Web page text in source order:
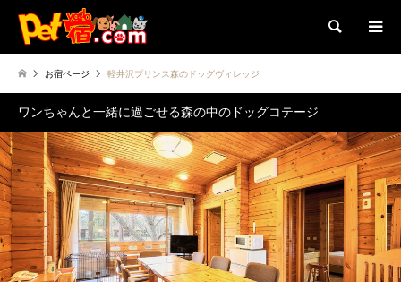
検索
お宿ページ 軽井沢プリンス森のドッグヴィレッジ
ワンちゃんと一緒に過ごせる森の中のドッグコテージ